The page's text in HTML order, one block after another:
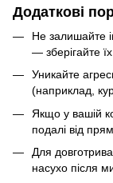
Додаткові
Не залишайте
— зберігайте
Уникайте
(наприклад,
Якщо у вашій
подалі від
Для
насухо після